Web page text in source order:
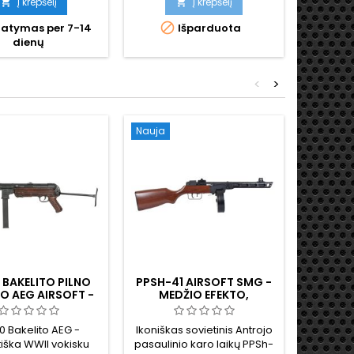
polimero
metalinė
dalis, 1000 šovinių
būgninis dėtuvė,
3780 g.
per 7-14
dienų
 Išparduota
mm -
armijos

>
<
PILNO
AEG AIRSOFT -
REPLIKA
Bakelito AEG -
WWII vokisku
Nauja
PPSH-41 AIRSOFT SMG -
MEDŽIO EFEKTO,
METALINIS, 1000 VNT.
BŪGNINĖ DĖTUVĖ
Ikoniškas sovietinis Antrojo
pasaulinio karo laikų PPSh-
Nauja
PPSH-
karo